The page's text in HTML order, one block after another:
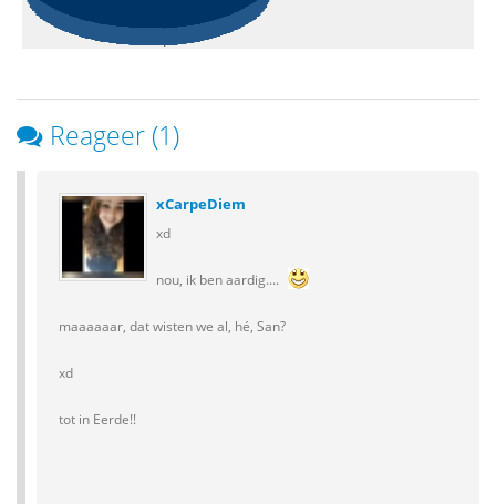
Reageer (1)
xCarpeDiem
xd
nou, ik ben aardig....
maaaaaar, dat wisten we al, hé, San?
xd
tot in Eerde!!